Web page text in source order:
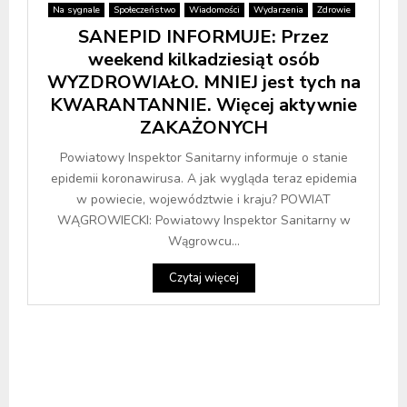
Na sygnale Społeczeństwo Wiadomości Wydarzenia Zdrowie
SANEPID INFORMUJE: Przez
weekend kilkadziesiąt osób
WYZDROWIAŁO. MNIEJ jest tych na
KWARANTANNIE. Więcej aktywnie
ZAKAŻONYCH
Powiatowy Inspektor Sanitarny informuje o stanie
epidemii koronawirusa. A jak wygląda teraz epidemia
w powiecie, województwie i kraju? POWIAT
WĄGROWIECKI: Powiatowy Inspektor Sanitarny w
Wągrowcu...
Czytaj więcej